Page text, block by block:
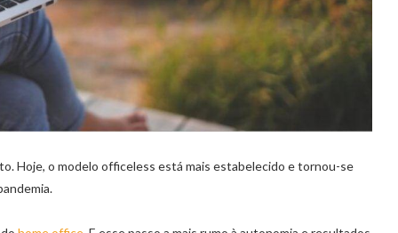
Hoje, o modelo officeless está mais estabelecido e tornou-se